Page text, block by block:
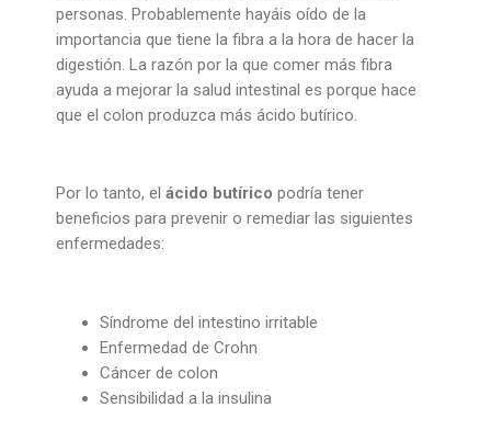
personas. Probablemente hayáis oído de la
importancia que tiene la fibra a la hora de hacer la
digestión. La razón por la que comer más fibra
ayuda a mejorar la salud intestinal es porque hace
que el colon produzca más ácido butírico.
Por lo tanto, el ácido butírico podría tener
beneficios para prevenir o remediar las siguientes
enfermedades:
Síndrome del intestino irritable
Enfermedad de Crohn
Cáncer de colon
Sensibilidad a la insulina